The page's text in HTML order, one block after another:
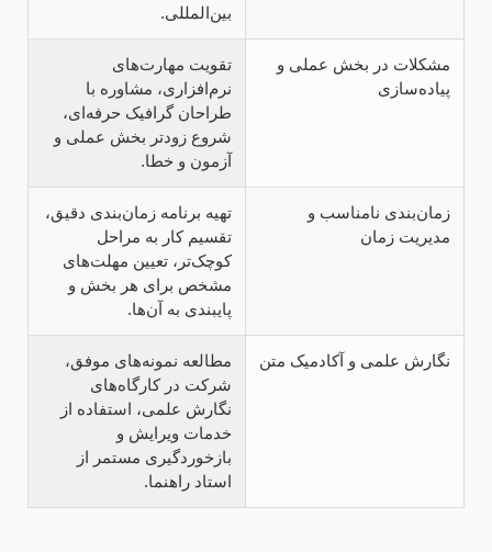
بین‌المللی.
مشکلات در بخش عملی و
پیاده‌سازی
تقویت مهارت‌های
نرم‌افزاری، مشاوره با
طراحان گرافیک حرفه‌ای،
شروع زودتر بخش عملی و
آزمون و خطا.
زمان‌بندی نامناسب و
مدیریت زمان
تهیه برنامه زمان‌بندی دقیق،
تقسیم کار به مراحل
کوچک‌تر، تعیین مهلت‌های
مشخص برای هر بخش و
پایبندی به آن‌ها.
نگارش علمی و آکادمیک متن
مطالعه نمونه‌های موفق،
شرکت در کارگاه‌های
نگارش علمی، استفاده از
خدمات ویرایش و
بازخوردگیری مستمر از
استاد راهنما.